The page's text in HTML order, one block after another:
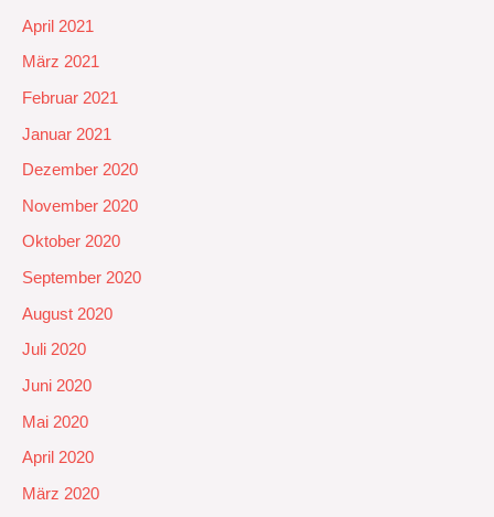
April 2021
März 2021
Februar 2021
Januar 2021
Dezember 2020
November 2020
Oktober 2020
September 2020
August 2020
Juli 2020
Juni 2020
Mai 2020
April 2020
März 2020